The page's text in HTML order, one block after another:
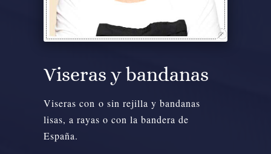
Viseras y bandanas
Viseras con o sin rejilla y bandanas
lisas, a rayas o con la bandera de
España.